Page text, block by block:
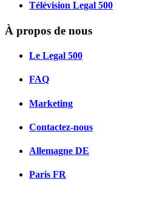
Télévision Legal 500
À propos de nous
Le Legal 500
FAQ
Marketing
Contactez-nous
Allemagne DE
Paris FR